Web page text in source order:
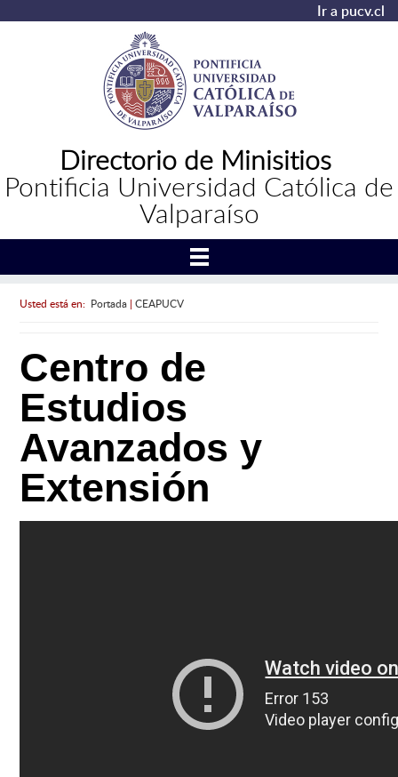
Ir a pucv.cl
Directorio de Minisitios
Pontificia Universidad Católica de
Valparaíso
Usted está en: Portada| CEAPUCV
Centro de
Estudios
Avanzados y
Extensión